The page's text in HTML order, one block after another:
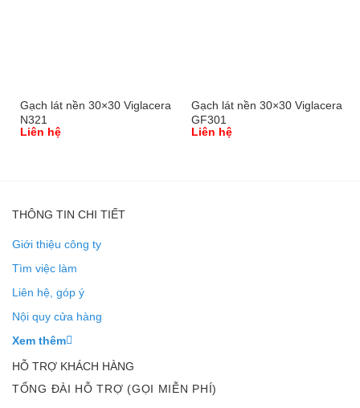
Gạch lát nền 30×30 Viglacera
N321
Liên hệ
Gạch lát nền 30×30 Viglacera
GF301
Liên hệ
THÔNG TIN CHI TIẾT
Giới thiệu công ty
Tìm việc làm
Liên hệ, góp ý
Nội quy cửa hàng
Xem thêm
HỖ TRỢ KHÁCH HÀNG
TỔNG ĐÀI HỖ TRỢ (GỌI MIỄN PHÍ)